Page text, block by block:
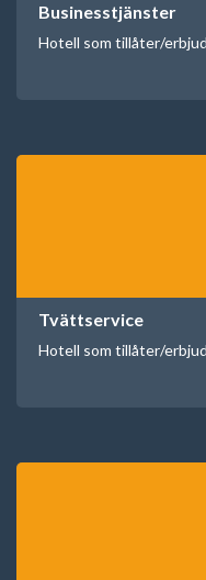
Businesstjänster
Hotell som tillåter/
Tvättservice
Hotell som tillåter/